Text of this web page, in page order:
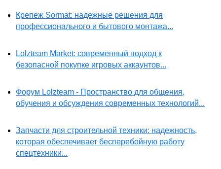
Крепеж Sormat: надежные решения для
профессионального и бытового монтажа...
Lolzteam Market: современный подход к
безопасной покупке игровых аккаунтов...
Форум Lolzteam - Пространство для общения,
обучения и обсуждения современных технологий...
Запчасти для строительной техники: надежность,
которая обеспечивает бесперебойную работу
спецтехники...